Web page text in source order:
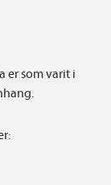
er som varit i